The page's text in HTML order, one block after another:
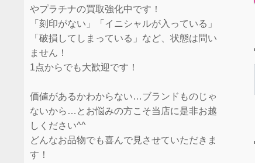
やプラチナの買取強化中です！
「刻印がない」「イニシャルが入っている」
「破損してしまっている」など、状態は問い
ません！
1点からでも大歓迎です！
価値があるかわからない…ブランドものじゃ
ないから…とお悩みの方こそ当店に是非お越
しください^^
どんなお品物でも喜んで見させていただきま
す！